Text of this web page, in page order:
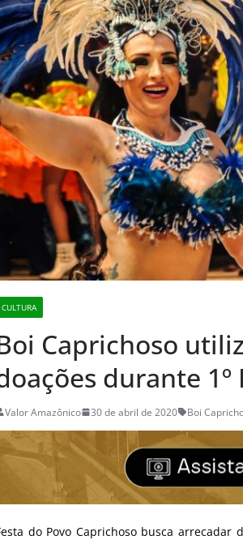
CULTURA
Caprichoso
durante 1º
Valor Amazônico 30 de abril de 2020 Boi
do Povo Caprichoso busca